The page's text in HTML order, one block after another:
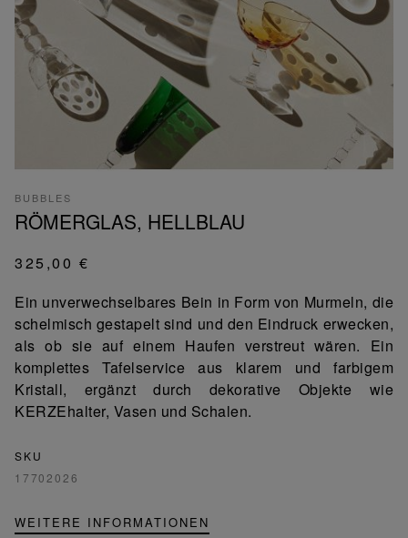
BUBBLES
RÖMERGLAS, HELLBLAU
325,00 €
Ein unverwechselbares Bein in Form von Murmeln, die
schelmisch gestapelt sind und den Eindruck erwecken,
als ob sie auf einem Haufen verstreut wären. Ein
komplettes Tafelservice aus klarem und farbigem
Kristall, ergänzt durch dekorative Objekte wie
KERZEhalter, Vasen und Schalen.
SKU
17702026
WEITERE INFORMATIONEN